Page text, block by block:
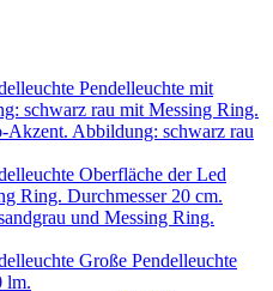
Akzent. Abbildung: schwarz rau
und Messing Ring.